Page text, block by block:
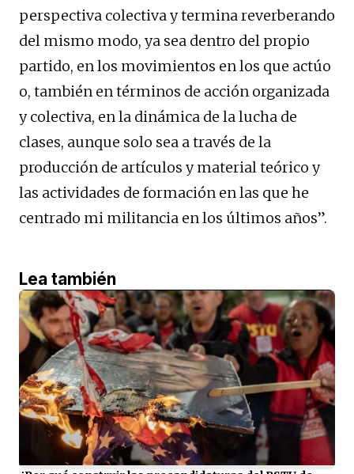
perspectiva colectiva y termina reverberando
del mismo modo, ya sea dentro del propio
partido, en los movimientos en los que actúo
o, también en términos de acción organizada
y colectiva, en la dinámica de la lucha de
clases, aunque solo sea a través de la
producción de artículos y material teórico y
las actividades de formación en las que he
centrado mi militancia en los últimos años”.
Lea también